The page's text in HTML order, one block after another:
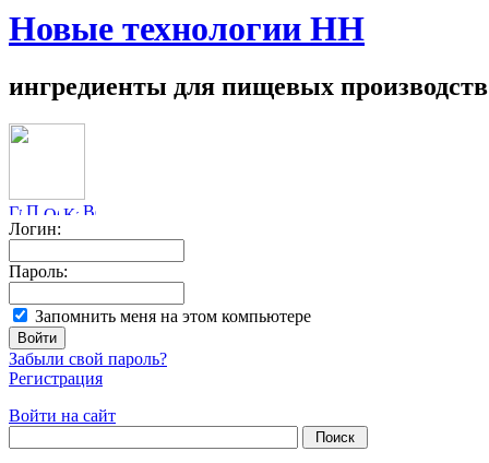
Новые технологии НН
ингредиенты для пищевых производств
Логин:
Пароль:
Запомнить меня на этом компьютере
Забыли свой пароль?
Регистрация
Войти на сайт